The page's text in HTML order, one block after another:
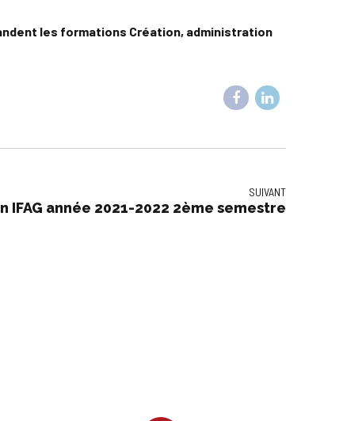
les formations Création, administration
SUIVANT
IFAG année 2021-2022 2ème semestre